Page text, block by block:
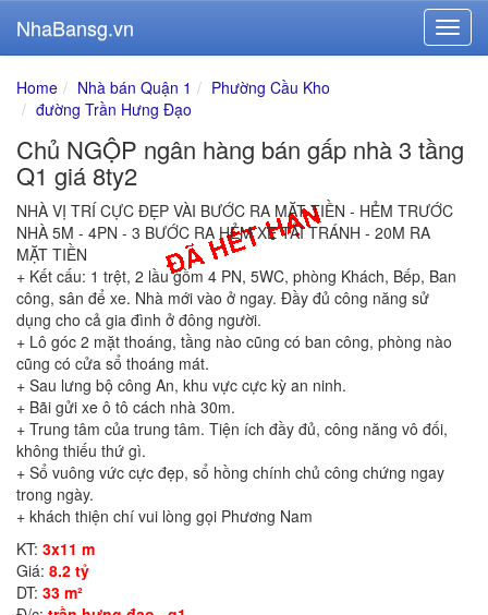
NhaBansg.vn
Home Nhà bán Quận 1
Phường Cầu Kho
đường Trần Hưng Đạo
Chủ NGỘP ngân hàng bán gấp nhà 3 tầng
Q1 giá 8ty2
NHÀ VỊ TRÍ CỰC ĐẸP VÀI BƯỚC RA MẶT TIỀN - HẺM TRƯỚC
NHÀ 5M - 4PN - 3 BƯỚC RA HẺM XE TẢI TRÁNH - 20M RA
MẶT TIỀN
+ Kết cấu: 1 trệt, 2 lầu gồm 4 PN, 5WC, phòng Khách, Bếp, Ban
công, sân để xe. Nhà mới vào ở ngay. Đầy đủ công năng sử
dụng cho cả gia đình ở đông người.
+ Lô góc 2 mặt thoáng, tầng nào cũng có ban công, phòng nào
cũng có cửa sổ thoáng mát.
+ Sau lưng bộ công An, khu vực cực kỳ an ninh.
+ Bãi gửi xe ô tô cách nhà 30m.
+ Trung tâm của trung tâm. Tiện ích đầy đủ, công năng vô đối,
không thiếu thứ gì.
+ Sổ vuông vức cực đẹp, sổ hồng chính chủ công chứng ngay
trong ngày.
+ khách thiện chí vui lòng gọi Phương Nam
KT: 3x11 m
Giá: 8.2 tỷ
DT: 33 m²